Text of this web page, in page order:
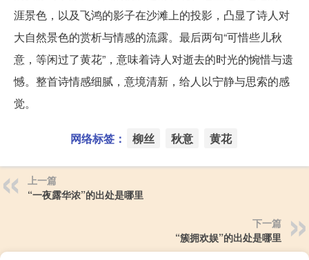
涯景色，以及飞鸿的影子在沙滩上的投影，凸显了诗人对
大自然景色的赏析与情感的流露。最后两句“可惜些儿秋
意，等闲过了黄花”，意味着诗人对逝去的时光的惋惜与遗
憾。整首诗情感细腻，意境清新，给人以宁静与思索的感
觉。
网络标签： 柳丝 秋意 黄花
上一篇
“一夜露华浓”的出处是哪里
下一篇
“簇拥欢娱”的出处是哪里